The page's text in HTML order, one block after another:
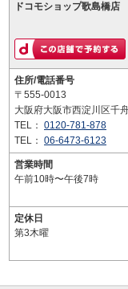
ドコモショップ歌島橋店
住所/電話番号
〒555-0013
大阪府大阪市西淀川区千
TEL： 0120-781-878
TEL： 06-6473-6123
営業時間
午前10時〜午後7時
定休日
第3木曜